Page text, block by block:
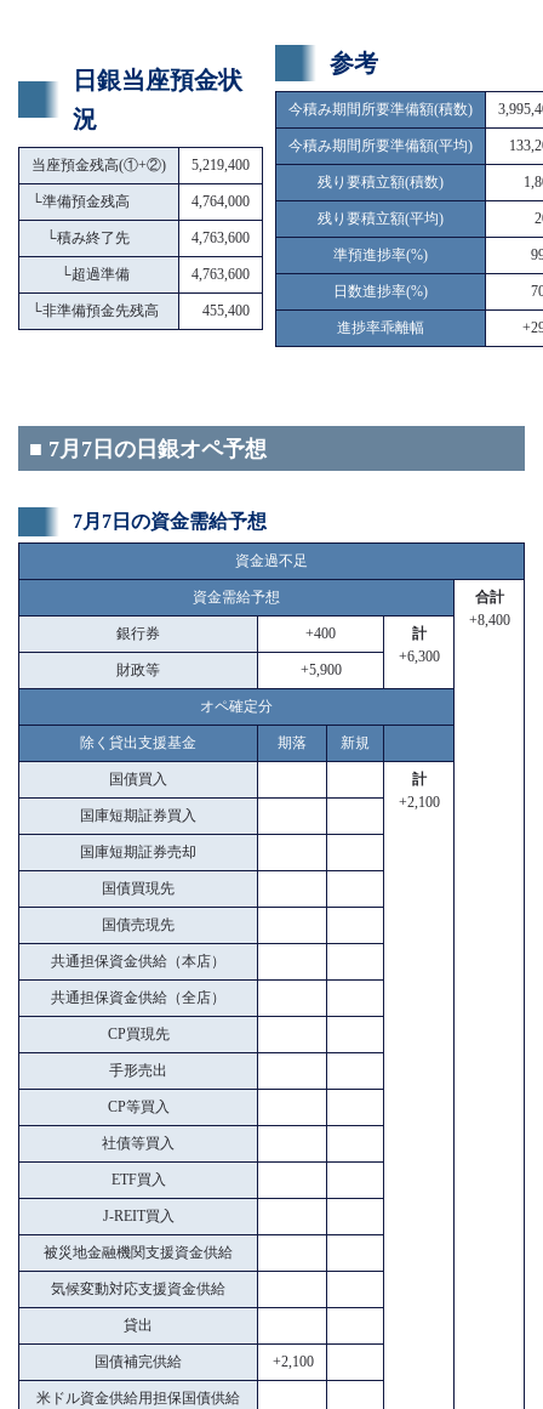
日銀当座預金状
況
当座預金残高(①+②) 5,219,400
└準備預金残高 4,764,000
└積み終了先 4,763,600
└超過準備 4,763,600
└非準備預金先残高 455,400
参考
今積み期間所要準備額(積数)
今積み期間所要準備額(平均)
残り要積立額(積数)
残り要積立額(平均)
準預進捗率(%)
日数進捗率(%)
進捗率乖離幅
■ 7月7日の日銀オペ予想
7月7日の資金需給予想
資金過不足
資金需給予想
合計
+8,400
銀行券 +400
計
+6,300
財政等 +5,900
オペ確定分
除く貸出支援基金 期落 新規
国債買入
計
+2,100
国庫短期証券買入
国庫短期証券売却
国債買現先
国債売現先
共通担保資金供給（本店）
共通担保資金供給（全店）
CP買現先
手形売出
CP等買入
社債等買入
ETF買入
J-REIT買入
被災地金融機関支援資金供給
気候変動対応支援資金供給
貸出
国債補完供給 +2,100
米ドル資金供給用担保国債供給